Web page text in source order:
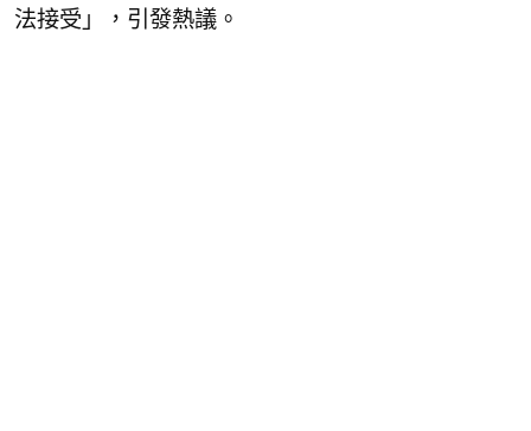
法接受」，引發熱議。